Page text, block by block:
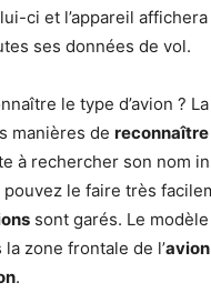
ci et l’appareil
ses données de vol.
le type d’avion ?
manières de reconnaître
à rechercher son nom
pouvez le faire très
sont garés. Le modèle
zone frontale de l’avion
.